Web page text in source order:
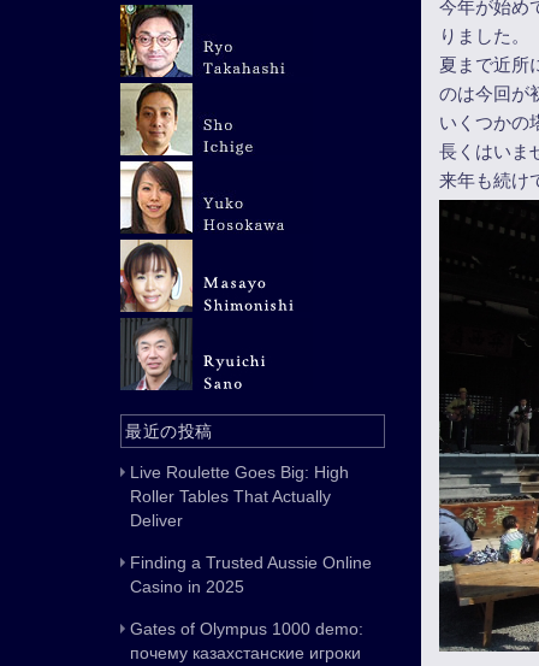
今年が始め
りました。
夏まで近所
のは今回が
いくつかの
長くはいま
来年も続け
最近の投稿
Live Roulette Goes Big: High
Roller Tables That Actually
Deliver
Finding a Trusted Aussie Online
Casino in 2025
Gates of Olympus 1000 demo:
почему казахстанские игроки